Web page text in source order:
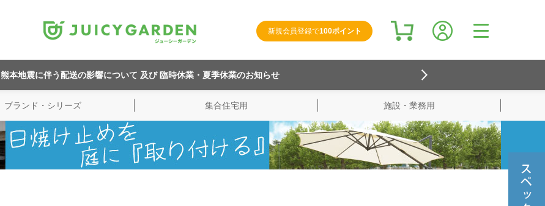
新規会員登録で100ポイント
検索
熊本地震に伴う配送の影響について 及び 臨時休業・夏季休業のお知らせ
ブランド・シリーズ 集合住宅用 施設・業務用